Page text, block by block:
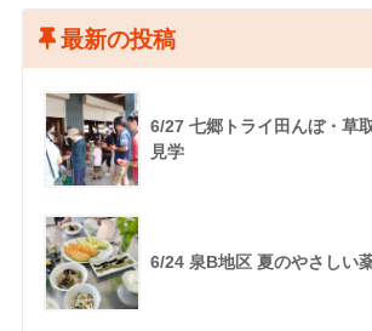
最新の投稿
6/27 七郷トライ田んぼ・草
見学
6/24 泉B地区 夏のやさしい